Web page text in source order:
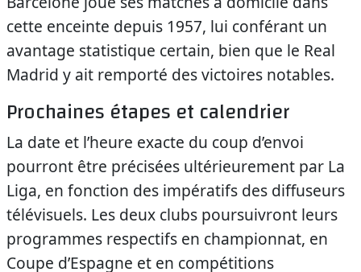
cette enceinte depuis 1957, lui conférant un
avantage statistique certain, bien que le Real
Madrid y ait remporté des victoires notables.
Prochaines étapes et calendrier
La date et l’heure exacte du coup d’envoi
pourront être précisées ultérieurement par La
Liga, en fonction des impératifs des diffuseurs
télévisuels. Les deux clubs poursuivront leurs
programmes respectifs en championnat, en
Coupe d’Espagne et en compétitions